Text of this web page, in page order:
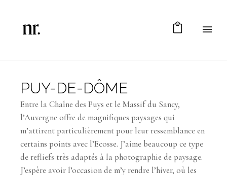
PUY-DE-DÔME
Entre la Chaîne des Puys et le Massif du Sancy,
l’Auvergne offre de magnifiques paysages qui
m’attirent particulièrement pour leur ressemblance en
certains points avec l’Ecosse. J’aime beaucoup ce type
de refliefs très adaptés à la photographie de paysage.
J’espère avoir l’occasion de m’y rendre l’hiver, où les